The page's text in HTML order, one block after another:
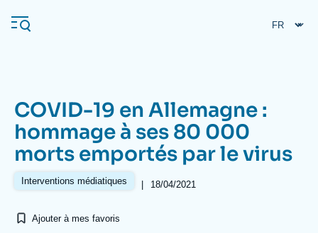
au
contenu
Navigation
principale
L'Ifri
À propos de l'Ifri
COVID-19 en Allemagne :
hommage à ses 80 000
morts emportés par le virus
Interventions médiatiques | 18/04/2021
Ajouter à mes favoris